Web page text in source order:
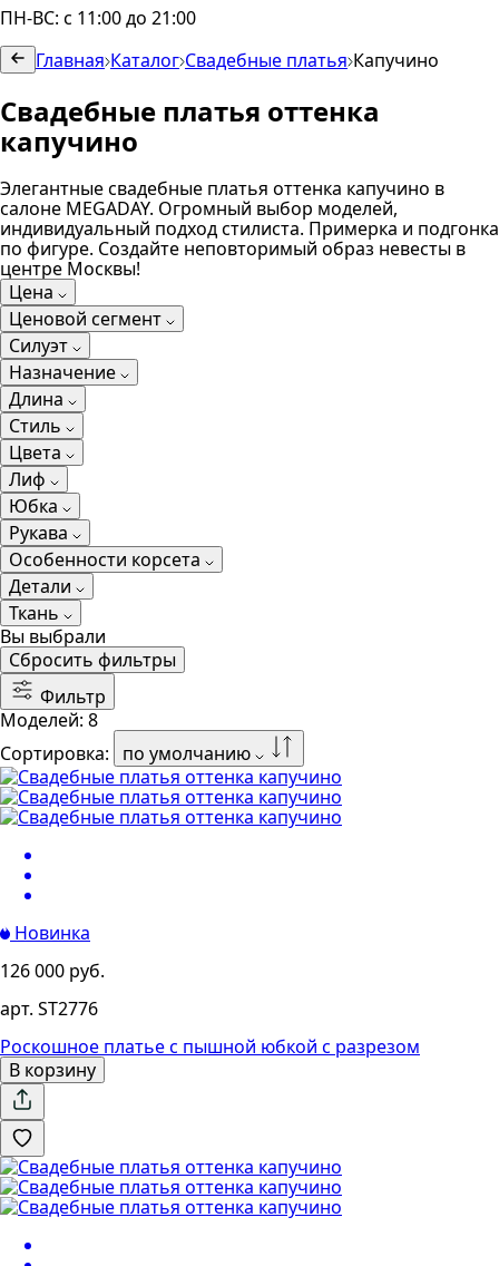
ПН-ВС: с 11:00 до 21:00
Главная Каталог Свадебные платья Капучино
Свадебные платья оттенка
капучино
Элегантные свадебные платья оттенка капучино в
салоне MEGADAY. Огромный выбор моделей,
индивидуальный подход стилиста. Примерка и подгонка
по фигуре. Создайте неповторимый образ невесты в
центре Москвы!
Цена
Ценовой сегмент
Силуэт
Назначение
Длина
Стиль
Цвета
Лиф
Юбка
Рукава
Особенности корсета
Детали
Ткань
Вы выбрали
Сбросить фильтры
Фильтр
Моделей: 8
Сортировка:
по умолчанию
Новинка
126 000 руб.
арт. ST2776
Роскошное платье с пышной юбкой с разрезом
В корзину